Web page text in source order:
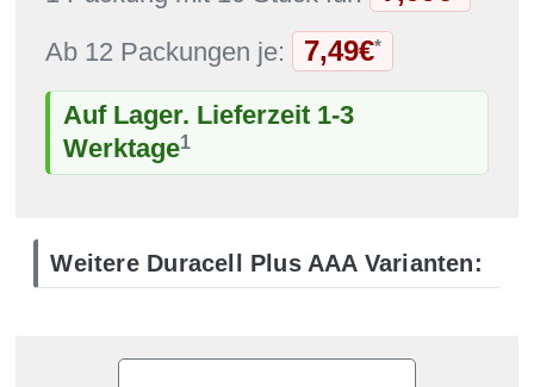
Ab 12 Packungen je: 7,49€*
Auf Lager. Lieferzeit 1-3
Werktage1
Weitere Duracell Plus AAA Varianten: